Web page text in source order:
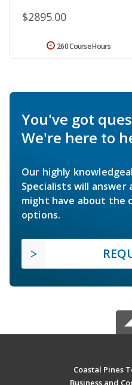
$2895.00
260 Course Hours
You've got
We're here to
Our highly
Specialists will answer
might have about the
options.
Coastal Pines
Business and